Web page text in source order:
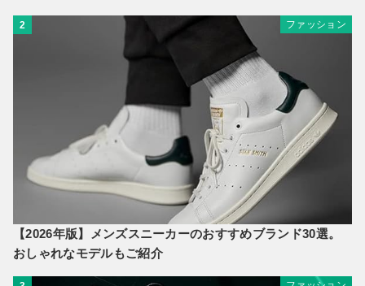
2 ファッション
【2026年版】メンズスニーカーのおすすめブランド30選。
おしゃれなモデルもご紹介